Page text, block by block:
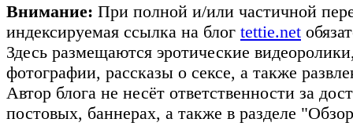
Внимание: При полной и/или частичной
индексируемая ссылка на блог tettie.net
Здесь размещаются эротические
фотографии, рассказы о сексе, а также
Автор блога не несёт ответственности за
постовых, баннерах, а также в разделе